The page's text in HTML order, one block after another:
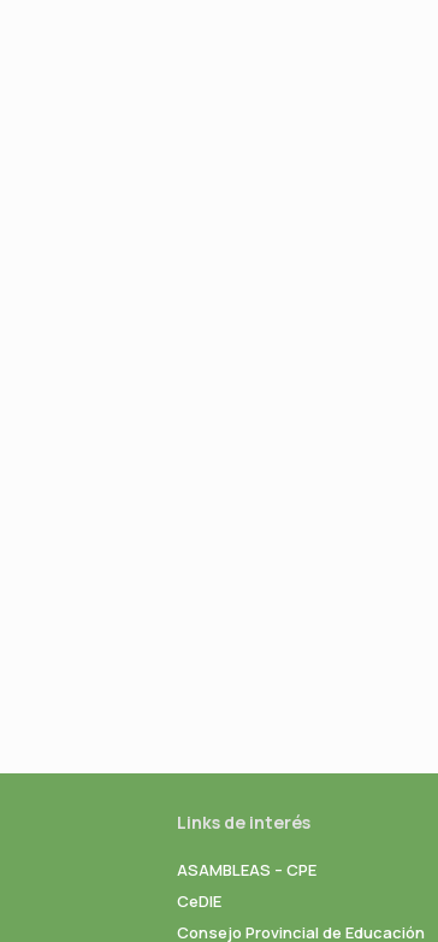
Links de interés
ASAMBLEAS – CPE
CeDIE
Consejo Provincial de Educación